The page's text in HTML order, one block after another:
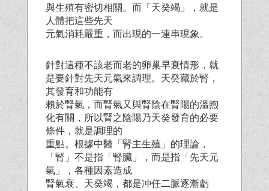
與生殖有密切相關。而「天癸竭」，就是
人體把這些先天
元氣消耗嚴重，而出現的一連串現象。
針對這種不該老而老的卵巢早衰情形，就
是要針對先天元氣來調理。天癸藏於腎，
其發育和功能有
賴於腎氣，而腎氣又與腎陰在腎陽的溫煦
化有關，所以腎之陰陽乃天癸發育的必要
條件，就是調理的
重點。根據中醫「腎主生殖」的理論，
「腎」不是指「腎臟」，而是指「先天元
氣」，各種因素造成
腎氣衰、天癸竭，都是冲任二脈逐漸虧